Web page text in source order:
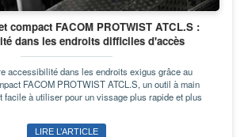
compact FACOM PROTWIST ATCL.S :
dans les endroits difficiles d'accès
accessibilité dans les endroits exigus grâce au
FACOM PROTWIST ATCL.S, un outil à main
facile à utiliser pour un vissage plus rapide et plus
LIRE L’ARTICLE